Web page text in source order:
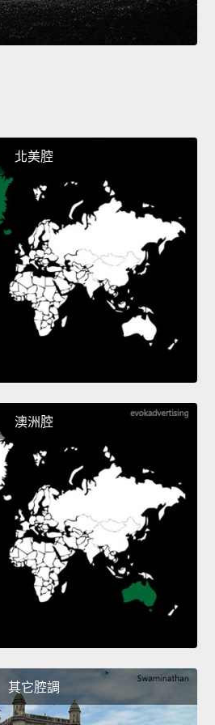
北美腔
澳洲腔
其它腔調